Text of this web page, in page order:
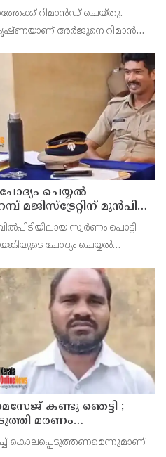
റിമാൻഡ് ചെയ്തു.
അർജുനെ റിമാൻഡ്
ചെയ്യല്‍
മജിസ്ട്രേറ്റിന് മുൻപില്‍
സ്വർണം പൊട്ടി
ചോദ്യം ചെയ്യല്‍
കണ്ടു ഞെട്ടി ;
മരണം
കാമുകനുമായി
സുഹൃത്തും ഒളിവില്‍
കൊലപ്പെടുത്തണമെന്നുമാണ്